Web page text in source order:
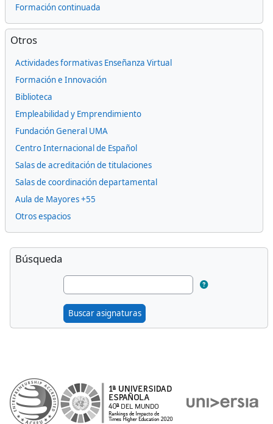
Formación continuada
Omitir Otros
Otros
Actividades formativas Enseñanza Virtual
Formación e Innovación
Biblioteca
Empleabilidad y Emprendimiento
Fundación General UMA
Centro Internacional de Español
Salas de acreditación de titulaciones
Salas de coordinación departamental
Aula de Mayores +55
Otros espacios
Bloques suplementarios
Omitir Búsqueda
Búsqueda
Buscar asignaturas